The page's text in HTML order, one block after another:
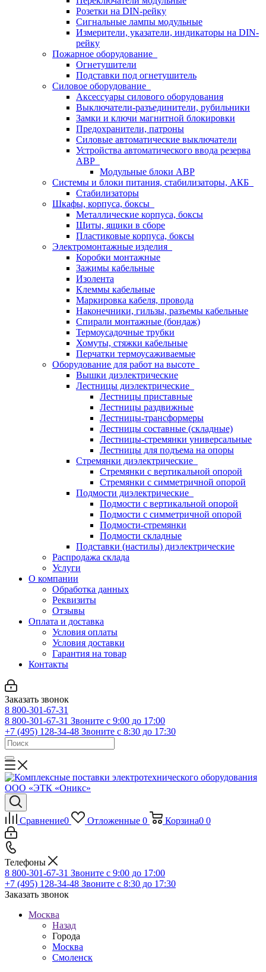
Розетки на DIN-рейку
Сигнальные лампы модульные
Измерители, указатели, индикаторы на DIN-
рейку
Пожарное оборудование
Огнетушители
Подставки под огнетушитель
Силовое оборудование
Аксессуары силового оборудования
Выключатели-разъединители, рубильники
Замки и ключи магнитной блокировки
Предохранители, патроны
Силовые автоматические выключатели
Устройства автоматического ввода резерва
АВР
Модульные блоки АВР
Системы и блоки питания, стабилизаторы, АКБ
Стабилизаторы
Шкафы, корпуса, боксы
Металлические корпуса, боксы
Щиты, ящики в сборе
Пластиковые корпуса, боксы
Электромонтажные изделия
Коробки монтажные
Зажимы кабельные
Изолента
Клеммы кабельные
Маркировка кабеля, провода
Наконечники, гильзы, разъемы кабельные
Спирали монтажные (бондаж)
Термоусадочные трубки
Хомуты, стяжки кабельные
Перчатки термоусаживаемые
Оборудование для работ на высоте
Вышки диэлектрические
Лестницы диэлектрические
Лестницы приставные
Лестницы раздвижные
Лестницы-трансформеры
Лестницы составные (складные)
Лестницы-стремянки универсальные
Лестницы для подъема на опоры
Стремянки диэлектрические
Стремянки с вертикальной опорой
Стремянки с симметричной опорой
Подмости диэлектрические
Подмости с вертикальной опорой
Подмости с симметричной опорой
Подмости-стремянки
Подмости складные
Подставки (настилы) диэлектрические
Распродажа склада
Услуги
О компании
Обработка данных
Реквизиты
Отзывы
Оплата и доставка
Условия оплаты
Условия доставки
Гарантия на товар
Контакты
Заказать звонок
8 800-301-67-31
8 800-301-67-31 Звоните с 9:00 до 17:00
+7 (495) 128-34-48 Звоните с 8:30 до 17:30
Сравнение0 Отложенные 0 Корзина0 0
Телефоны
8 800-301-67-31 Звоните с 9:00 до 17:00
+7 (495) 128-34-48 Звоните с 8:30 до 17:30
Заказать звонок
Москва
Назад
Города
Москва
Смоленск